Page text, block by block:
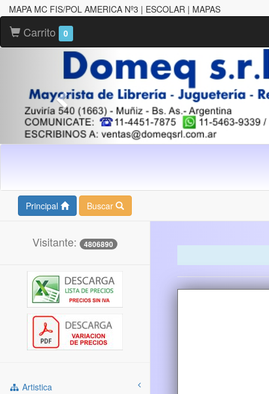
MAPA MC FIS/POL AMERICA Nº3 | ESCOLAR | MAPAS
Carrito 0
Principal Buscar
Visitante: 4806890
Artistica